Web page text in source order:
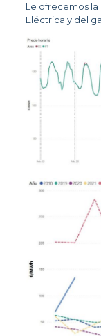
Le ofrecemos
Eléctrica y del